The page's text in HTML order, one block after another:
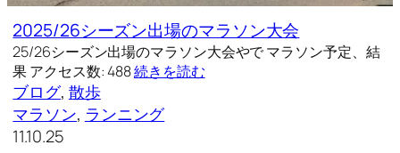
2025/26シーズン出場のマラソン大会
25/26シーズン出場のマラソン大会やで マラソン予定、結
果 アクセス数: 488続きを読む
ブログ, 散歩
マラソン, ランニング
11.10.25